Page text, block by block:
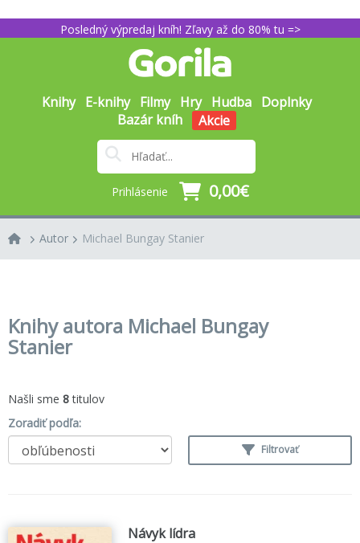
Posledný výpredaj kníh! Zľavy až do 80% tu =>
Knihy E-knihy Filmy Hry Hudba Doplnky
Bazár kníh
Akcie
Prihlásenie 0,00€
Autor Michael Bungay Stanier
Knihy autora Michael Bungay
Stanier
Našli sme 8titulov
Zoradiť podľa:
Filtrovať
Návyk lídra